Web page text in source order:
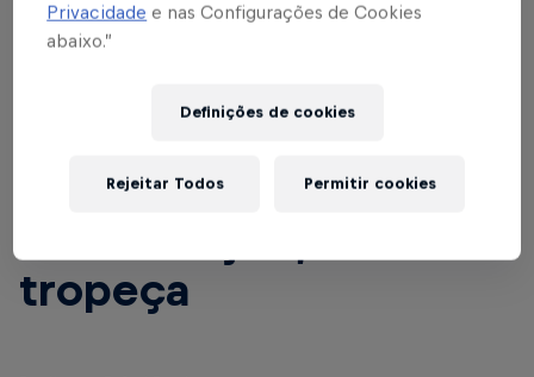
Em confrontos com o
São Paulo pelo
vence e garante a
tropeça
Privacidade e nas Configurações de Cookies
abaixo.”
Definições de cookies
Rejeitar Todos Permitir cookies